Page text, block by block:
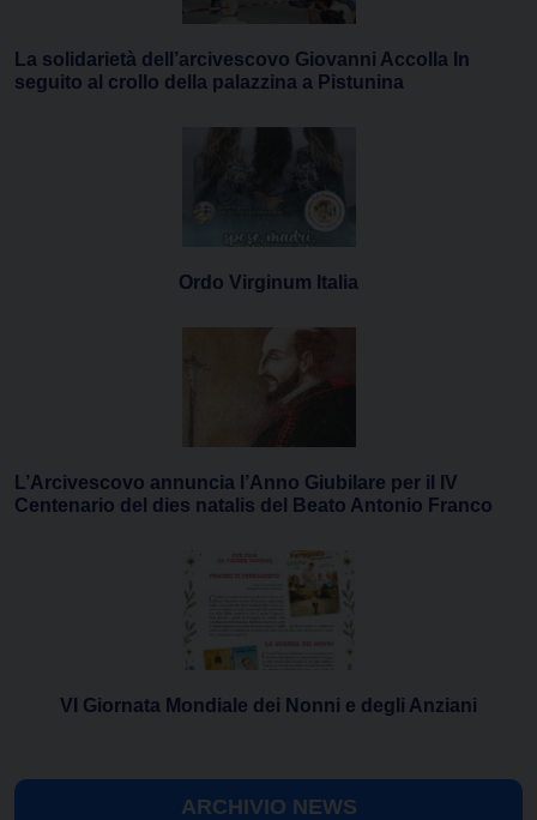
La solidarietà dell’arcivescovo Giovanni Accolla In
seguito al crollo della palazzina a Pistunina
Ordo Virginum Italia
L’Arcivescovo annuncia l’Anno Giubilare per il IV
Centenario del dies natalis del Beato Antonio Franco
VI Giornata Mondiale dei Nonni e degli Anziani
ARCHIVIO NEWS